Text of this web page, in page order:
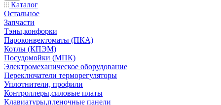
Каталог
Остальное
Запчасти
Тэны,конфорки
Пароконвектоматы (ПКА)
Котлы (КПЭМ)
Посудомойки (МПК)
Электромеханическое оборудование
Переключатели терморегуляторы
Уплотнители, профили
Контроллеры,силовые платы
Клавиатуры,пленочные панели